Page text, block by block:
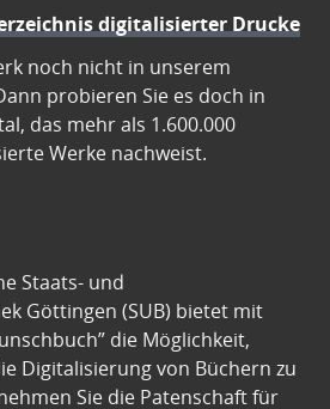
digitalisierter Drucke
noch nicht in unserem
probieren Sie es doch in
das mehr als 1.600.000
Werke nachweist.
Staats- und
Göttingen (SUB) bietet mit
die Möglichkeit,
Digitalisierung von Büchern zu
Sie die Patenschaft für